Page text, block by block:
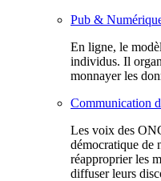
Pub &
En ligne, le
individus. Il
monnayer les
Communication
Les voix des
démocratique de
réapproprier les
diffuser leurs